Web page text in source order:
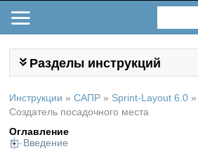
Разделы инструкций
Инструкции » САПР » Sprint-Layout 6.0 »
Создатель посадочного места
Оглавление
Введение